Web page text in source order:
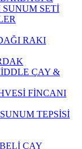
SETİ
RAKI
ÇAY &
FİNCANI
TEPSİSİ
ÇAY